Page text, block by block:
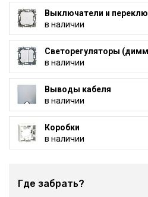
Выключатели и
в наличии
Светорегуляторы
в наличии
Выводы кабеля
в наличии
Коробки
в наличии
Где забрать?